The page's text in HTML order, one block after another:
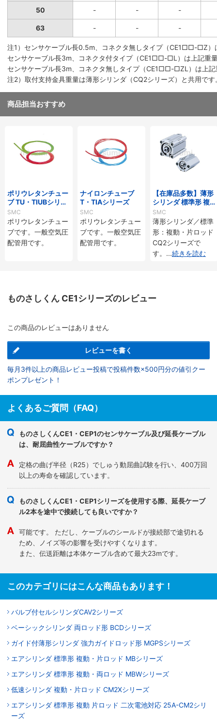
50 - - -
63 - - -
注1）センサケーブル長0.5m、コネクタ無しタイプ（CE1□□-□Z）
センサケーブル長3m、コネクタ付タイプ（CE1□□-□L）は上記重
センサケーブル長3m、コネクタ無しタイプ（CE1□□-□ZL）は上
注2）取付支持金具重量は薄形シリンダ（CQ2シリーズ）と共用です
商品担当おすすめ
ポリウレタンチュー
ブ TU・TIUBシリー
ズ
SMC
ポリウレタンチュー
ブです。一般空気圧
配管用です。
ナイロンチューブ
T・TIAシリーズ
SMC
ポリウレタンチュー
ブです。一般空気圧
配管用です。
【在庫品多数】薄形
シリンダ 標準形 複
動・片ロッド CQ2
シリーズ
SMC
薄形シリンダ／標準
形：複動・片ロッド
CQ2シリーズで
す。 ...続きを読む
ものさしくん CE1シリーズのレビュー
この商品のレビューはありません
レビューを書く
毎月3件以上の商品レビュー投稿で投稿件数×500円分の値引クー
ポンプレゼント！
よくあるご質問（FAQ）
ものさしくんCE1・CEP1のセンサケーブル及び延長ケーブル
は、耐屈曲性ケーブルですか？
定格の曲げ半径（R25）でしゅう動屈曲試験を行い、400万回
以上の寿命を確認しています。
ものさしくんCE1・CEP1シリーズを使用する際、延長ケーブ
ル2本を途中で接続しても良いですか？
可能です。 ただし、ケーブルのシールドが接続部で途切れる
ため、ノイズ等の影響を受けやすくなります。
また、伝送距離は本体ケーブル含めて最大23mです。
このカテゴリにはこんな商品もあります！
バルブ付セルシリンダCAV2シリーズ
ベーシックシリンダ 両ロッド形 BCDシリーズ
ガイド付薄形シリンダ 強力ガイドロッド形 MGPSシリーズ
エアシリンダ 標準形 複動・片ロッド MBシリーズ
エアシリンダ 標準形 複動・両ロッド MBWシリーズ
低速シリンダ 複動・片ロッド CM2Xシリーズ
エアシリンダ 標準形 複動 片ロッド 二次電池対応 25A-CM2シリ
ーズ